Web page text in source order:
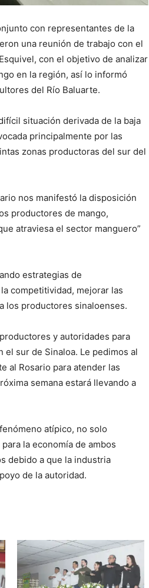
con representantes de la
una reunión de trabajo con el
con el objetivo de analizar
en la región, así lo informó
del Río Baluarte.
situación derivada de la baja
principalmente por las
zonas productoras del sur del
nos manifestó la disposición
productores de mango,
atraviesa el sector manguero”
estrategias de
competitividad, mejorar las
los productores sinaloenses.
y autoridades para
sur de Sinaloa. Le pedimos al
al Rosario para atender las
semana estará llevando a
atípico, no solo
la economía de ambos
debido a que la industria
de la autoridad.